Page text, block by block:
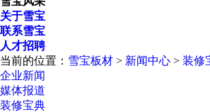
关于雪宝
联系雪宝
人才招聘
当前的位置： 雪宝板材 > 新闻中心 > 装修
企业新闻
媒体报道
装修宝典